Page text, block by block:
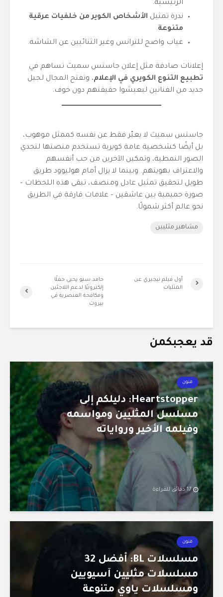
الرئيسية.
ندرة تمثيل الأشخاص الكوير من خلفيات عرقية
متنوعة.
غياب واضح للترانس وغير الثنائيين عن الشاشة.
إعلانات صادقة مثل إعلان جاستس سميث تساهم في
تطبيع التنوع الكويري في الإعلام، وتفتح المجال لجيل
جديد من الفنانين ليعيشوا حقيقتهم دون خوف.
جاستس سميث لا يعبّر فقط عن نفسه كممثل موهوب،
بل أيضًا كشخصية عامة كويرية تستخدم منصتها لتحدي
الصور النمطية، وتمكين الآخرين من حب أنفسهم
والاعتراف بهويتهم. وبينما لا يزال أمام هوليوود طريق
طويل لتحقيق تمثيل عادل ومنصف، تبقى هذه اللحظات –
صورة حميمية بين عاشقين – علامات فارقة في الطريق
نحو عالم أكثر شمولًا.
مشاهير مثليين
حامد سنو يحيي حفلًا
إلكترونيًا لدعم اللاجئين
ومكافحة العنصرية في
بيروت
أول فيلم نيجيري عن
المثليات
قد يعجبكمن
فنون
Heartstopper: دليلكم إلى
مسلسل المثليين ومواسمه
وفيلمه الأخير ورواياته
17 دقائق للقراءة
فنون
مسلسلات BL: أفضل 32
مسلسلات مثليين آسيويين
ومسلسلات ياوي متنوعة